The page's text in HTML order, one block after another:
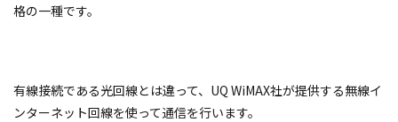
格の一種です。
有線接続である光回線とは違って、UQ WiMAX社が提供する無線イ
ンターネット回線を使って通信を行います。